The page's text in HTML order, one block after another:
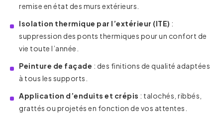
remise en état des murs extérieurs.
Isolation thermique par l’extérieur (ITE) :
suppression des ponts thermiques pour un confort de
vie toute l’année.
Peinture de façade : des finitions de qualité adaptées
à tous les supports.
Application d’enduits et crépis : talochés, ribbés,
grattés ou projetés en fonction de vos attentes.